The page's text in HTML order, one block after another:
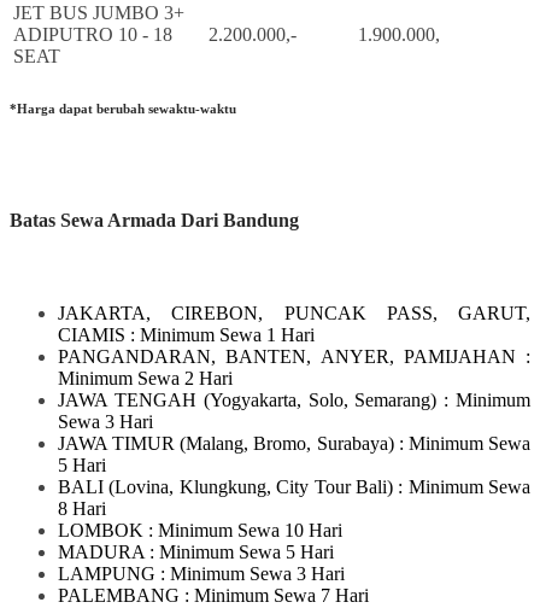
JET BUS JUMBO 3+
ADIPUTRO 10 - 18
SEAT
2.200.000,- 1.900.000,
*Harga dapat berubah sewaktu-waktu
Batas Sewa Armada Dari Bandung
JAKARTA, CIREBON, PUNCAK PASS, GARUT,
CIAMIS : Minimum Sewa 1 Hari
PANGANDARAN, BANTEN, ANYER, PAMIJAHAN :
Minimum Sewa 2 Hari
JAWA TENGAH (Yogyakarta, Solo, Semarang) : Minimum
Sewa 3 Hari
JAWA TIMUR(Malang, Bromo, Surabaya) : Minimum Sewa
5 Hari
BALI (Lovina, Klungkung, City Tour Bali) : Minimum Sewa
8 Hari
LOMBOK : Minimum Sewa 10 Hari
MADURA : Minimum Sewa 5 Hari
LAMPUNG : Minimum Sewa 3 Hari
PALEMBANG : Minimum Sewa 7 Hari